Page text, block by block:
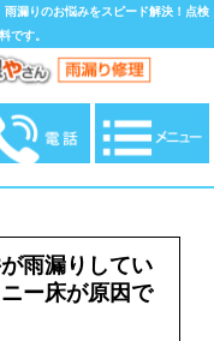
漏りのお悩みをスピード解決！点検
です。
雨漏りしてい
ー床が原因で